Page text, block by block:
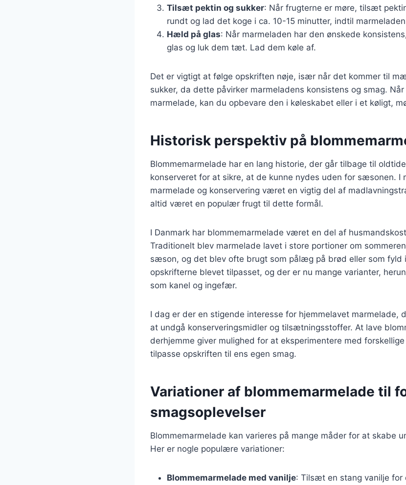
Tilsæt pektin og sukker: Når frugterne er møre, tilsæt
rundt og lad det koge i ca. 10-15 minutter, indtil
Hæld på glas: Når marmeladen har den ønskede
glas og luk dem tæt. Lad dem køle af.
Det er vigtigt at følge opskriften nøje, især når det kommer til
sukker, da dette påvirker marmeladens konsistens og smag.
marmelade, kan du opbevare den i køleskabet eller i et køligt,
Historisk perspektiv på
Blommemarmelade har en lang historie, der går tilbage til
konserveret for at sikre, at de kunne nydes uden for sæsonen. I
marmelade og konservering været en vigtig del af
altid været en populær frugt til dette formål.
I Danmark har blommemarmelade været en del af
Traditionelt blev marmelade lavet i store portioner om
sæson, og det blev ofte brugt som pålæg på brød eller som fyld
opskrifterne blevet tilpasset, og der er nu mange varianter,
som kanel og ingefær.
I dag er der en stigende interesse for hjemmelavet marmelade,
at undgå konserveringsmidler og tilsætningsstoffer. At lave
derhjemme giver mulighed for at eksperimentere med
tilpasse opskriften til ens egen smag.
Variationer af blommemarmelade til
smagsoplevelser
Blommemarmelade kan varieres på mange måder for at skabe
Her er nogle populære variationer:
Blommemarmelade med vanilje: Tilsæt en stang vanilje for